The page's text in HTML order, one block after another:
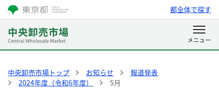
都全体で探す
中央卸売市場トップ お知らせ
報道発表
2024年度（令和6年度）
5月